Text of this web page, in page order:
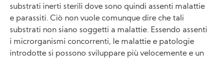
substrati inerti sterili dove sono quindi assenti malattie
e parassiti. Ciò non vuole comunque dire che tali
substrati non siano soggetti a malattie. Essendo assenti
i microrganismi concorrenti, le malattie e patologie
introdotte si possono sviluppare più velocemente e un